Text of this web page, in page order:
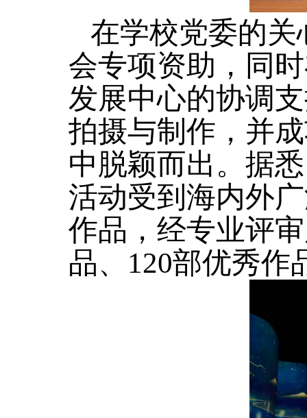
在学校党委的
会专项资助，同
发展中心的协调
拍摄与制作，并
中脱颖而出。据
活动受到海内外
作品，经专业评
品、120部优秀作